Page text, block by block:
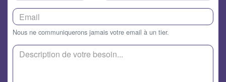
Nous ne communiquerons jamais votre email à un tier.